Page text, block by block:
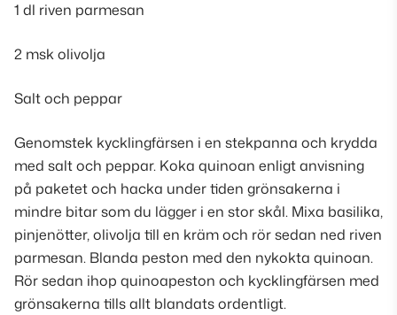
1 dl riven parmesan
2 msk olivolja
Salt och peppar
Genomstek kycklingfärsen i en stekpanna och krydda
med salt och peppar. Koka quinoan enligt anvisning
på paketet och hacka under tiden grönsakerna i
mindre bitar som du lägger i en stor skål. Mixa basilika,
pinjenötter, olivolja till en kräm och rör sedan ned riven
parmesan. Blanda peston med den nykokta quinoan.
Rör sedan ihop quinoapeston och kycklingfärsen med
grönsakerna tills allt blandats ordentligt.